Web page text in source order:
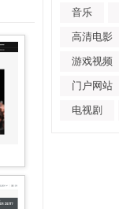
音乐
高清电影
游戏视频
门户网站
电视剧